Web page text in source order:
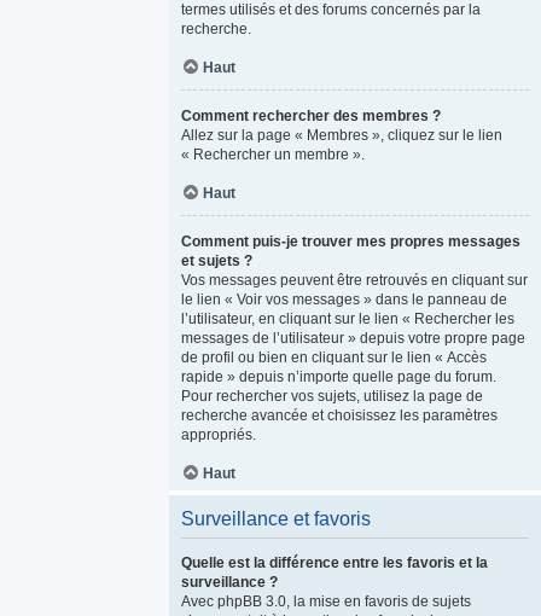
termes utilisés et des forums concernés par la
recherche.
Haut
Comment rechercher des membres ?
Allez sur la page « Membres », cliquez sur le lien
« Rechercher un membre ».
Haut
Comment puis-je trouver mes propres messages
et sujets ?
Vos messages peuvent être retrouvés en cliquant sur
le lien « Voir vos messages » dans le panneau de
l’utilisateur, en cliquant sur le lien « Rechercher les
messages de l’utilisateur » depuis votre propre page
de profil ou bien en cliquant sur le lien « Accès
rapide » depuis n’importe quelle page du forum.
Pour rechercher vos sujets, utilisez la page de
recherche avancée et choisissez les paramètres
appropriés.
Haut
Surveillance et favoris
Quelle est la différence entre les favoris et la
surveillance ?
Avec phpBB 3.0, la mise en favoris de sujets